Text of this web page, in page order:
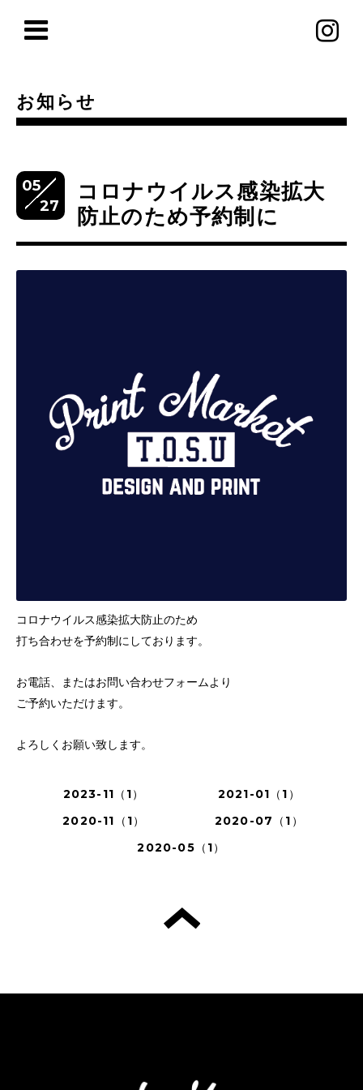
お知らせ
05
27
コロナウイルス感染拡大
防止のため予約制に
コロナウイルス感染拡大防止のため
打ち合わせを予約制にしております。
お電話、またはお問い合わせフォームより
ご予約いただけます。
よろしくお願い致します。
2023-11（1）
2021-01（1）
2020-11（1）
2020-07（1）
2020-05（1）